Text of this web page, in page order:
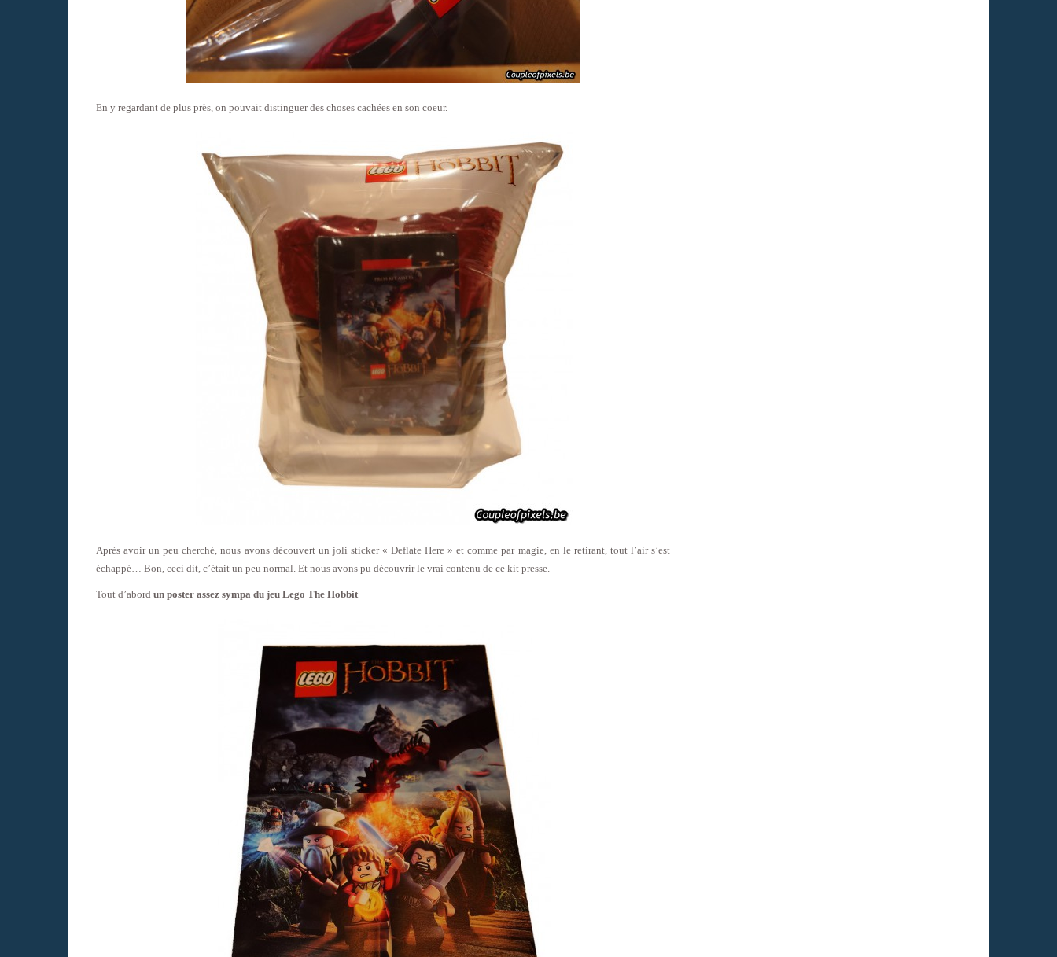
En y regardant de plus près, on pouvait distinguer des choses cachées en son coeur.
Après avoir un peu cherché, nous avons découvert un joli sticker « Deflate Here » et comme par magie, en le retirant, tout l’air s’est
échappé… Bon, ceci dit, c’était un peu normal. Et nous avons pu découvrir le vrai contenu de ce kit presse.
Tout d’abord un poster assez sympa du jeu Lego The Hobbit